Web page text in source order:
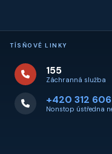
TÍSŇOVÉ LINKY
155
Záchranná služba
+420 312 606
Nonstop ústředna